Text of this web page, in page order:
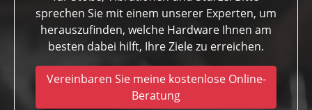
sprechen Sie mit einem unserer Experten, um
herauszufinden, welche Hardware Ihnen am
besten dabei hilft, Ihre Ziele zu erreichen.
Vereinbaren Sie meine kostenlose Online-
Beratung